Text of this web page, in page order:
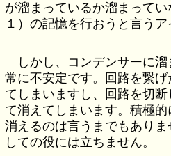
が溜まっているか溜まって
１）の記憶を行おうと言うア
しかし、コンデンサーに
常に不安定です。回路を繋
てしまいますし、回路を切
て消えてしまいます。積極
消えるのは言うまでもあり
しての役には立ちません。